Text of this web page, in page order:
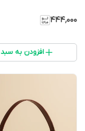
۴۴۴٬۰۰۰
افزودن به سبد